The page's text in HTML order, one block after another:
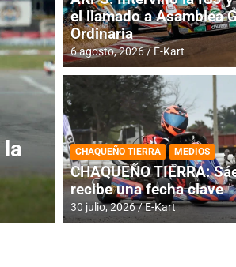
DESTACADA INFORME CENTRAL
RMC BUENOS
histórica en
4 agosto, 2026 E-Kart
el llamado a Asamblea
Ordinaria
6 agosto, 2026 E-Kart
CHAQUEÑO TIERRA MEDIOS
CHAQUEÑO TIERRA:
recibe una fecha clave
30 julio, 2026 E-Kart